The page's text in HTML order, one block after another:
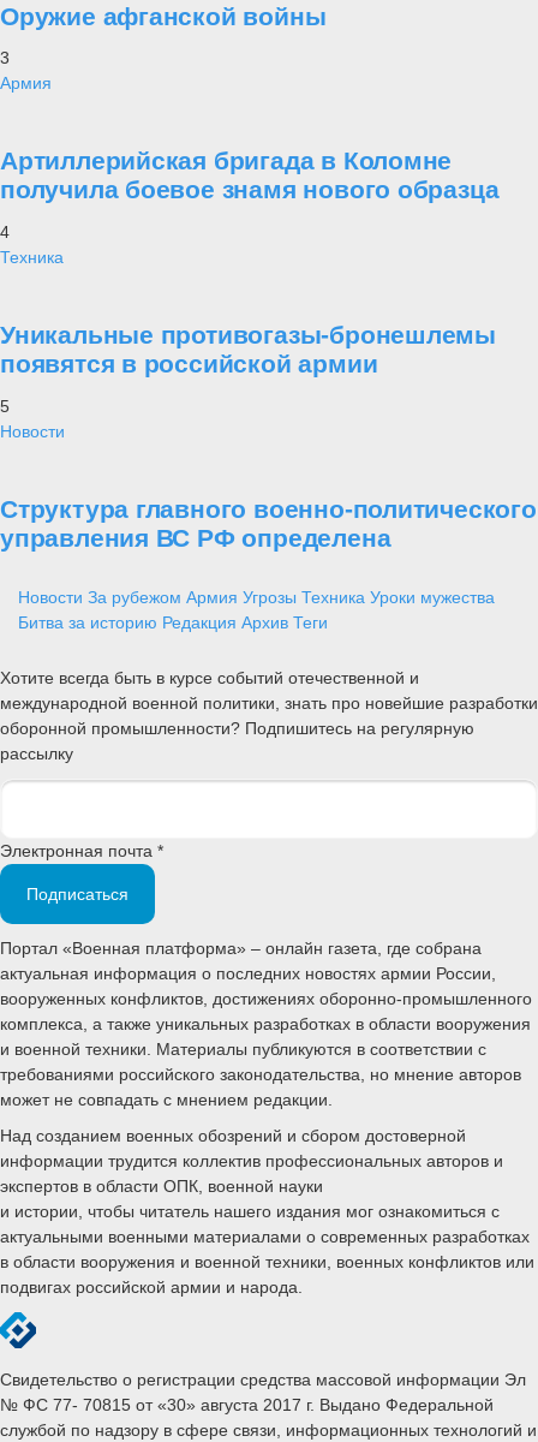
Оружие афганской войны
3
Армия
Артиллерийская бригада в Коломне
получила боевое знамя нового образца
4
Техника
Уникальные противогазы-бронешлемы
появятся в российской армии
5
Новости
Структура главного военно-политического
управления ВС РФ определена
Новости За рубежом Армия Угрозы Техника Уроки мужества
Битва за историю Редакция Архив Теги
Хотите всегда быть в курсе событий отечественной и
международной военной политики, знать про новейшие разработки
оборонной промышленности? Подпишитесь на регулярную
рассылку
Электронная почта *
Подписаться
Портал «Военная платформа» – онлайн газета, где собрана
актуальная информация о последних новостях армии России,
вооруженных конфликтов, достижениях оборонно-промышленного
комплекса, а также уникальных разработках в области вооружения
и военной техники. Материалы публикуются в соответствии с
требованиями российского законодательства, но мнение авторов
может не совпадать с мнением редакции.
Над созданием военных обозрений и сбором достоверной
информации трудится коллектив профессиональных авторов и
экспертов в области ОПК, военной науки
и истории, чтобы читатель нашего издания мог ознакомиться с
актуальными военными материалами о современных разработках
в области вооружения и военной техники, военных конфликтов или
подвигах российской армии и народа.
Свидетельство о регистрации средства массовой информации Эл
№ ФС 77- 70815 от «30» августа 2017 г. Выдано Федеральной
службой по надзору в сфере связи, информационных технологий и